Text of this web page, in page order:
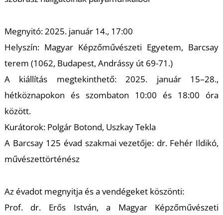
Megnyitó: 2025. január 14., 17:00
Helyszín: Magyar Képzőművészeti Egyetem, Barcsay
terem (1062, Budapest, Andrássy út 69-71.)
A kiállítás megtekinthető: 2025. január 15–28.,
hétköznapokon és szombaton 10:00 és 18:00 óra
között.
Kurátorok: Polgár Botond, Uszkay Tekla
A Barcsay 125 évad szakmai vezetője: dr. Fehér Ildikó,
művészettörténész
Az évadot megnyitja és a vendégeket köszönti:
Prof. dr. Erős István, a Magyar Képzőművészeti